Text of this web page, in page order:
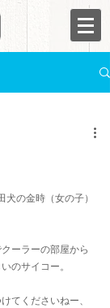
の金時（女の子）
ーラーの部屋から
のサイコー。
てくださいねー、